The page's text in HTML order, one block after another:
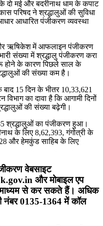
दाे मई और बदरीनाथ धाम के कपाट
परिषद ने श्रद्धालुओं की सुविधा
आधारित पंजीकरण व्यवस्था
और ऋषिकेश में आफलाइन पंजीकरण
संख्या में श्रद्धालु पंजीकरण करा
होने के कारण पिछले साल के
की संख्या कम है।
15 दिन के भीतर 10,33,621
का दावा है कि आगामी दिनों
की संख्या बढ़ेगी।
श्रद्धालुओं का पंजीकरण हुआ।
के लिए 8,62,393, गंगोत्री के
और हेमकुंड साहिब के लिए
वेबसाइट
और मोबाइल एप
से कर सकते हैं। अधिक
नंबर 0135-1364 में कॉल